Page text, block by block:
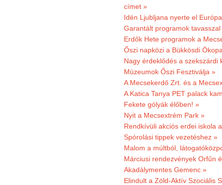
címet »
Idén Ljubljana nyerte el
Garantált programok tavasszal
Erdők Hete programok a
Őszi napközi a Bükkösdi
Nagy érdeklődés a szekszárdi
Múzeumok Őszi Fesztiválja »
A Mecsekerdő Zrt. és a
A Katica Tanya PET palack
Fekete gólyák élőben! »
Nyit a Mecsextrém Park »
Rendkívüli akciós erdei iskola
Spórolási tippek vezetéshez »
Malom a múltból,
Márciusi rendezvények Orfűn
Akadálymentes Gemenc »
Elindult a Zöld-Aktív Szociális